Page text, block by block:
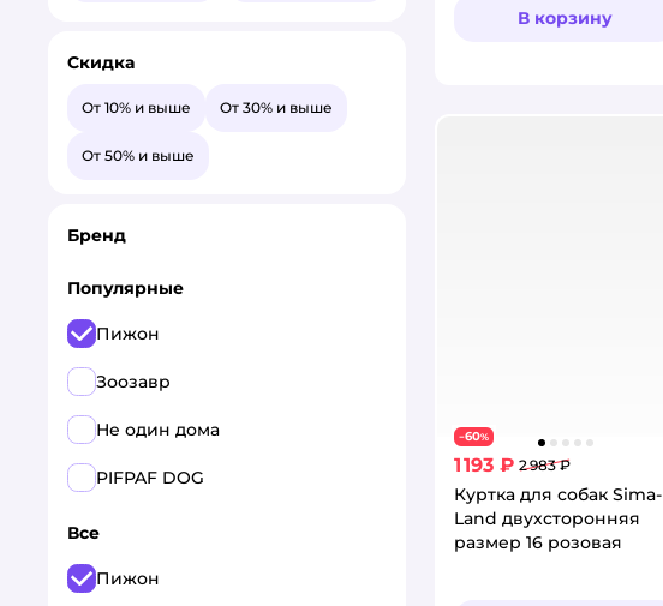
В корзину
−60%
1 193 ₽ 2 983 ₽
Куртка для собак Sima-
Land двухсторонняя
размер 16 розовая
Скидка
От 10% и выше От 30% и выше
От 50% и выше
Бренд
Популярные
Пижон
Зоозавр
Не один дома
PIFPAF DOG
Все
Пижон